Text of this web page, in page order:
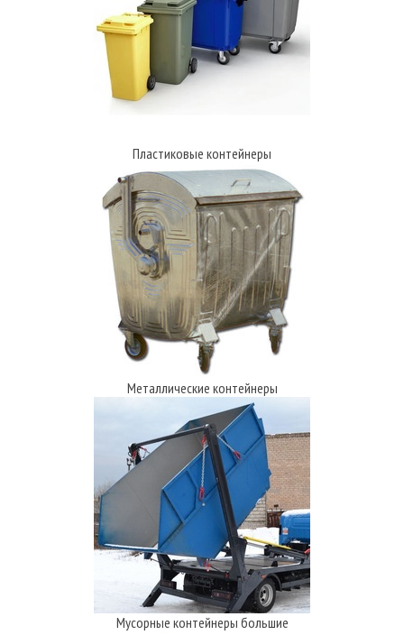
Пластиковые контейнеры
Металлические контейнеры
Мусорные контейнеры большие